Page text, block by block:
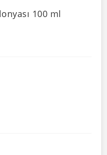
100 ml